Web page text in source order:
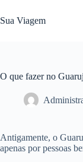
para
o
Sua Viagem
O que fazer no
Antigamente, o
apenas por pessoas